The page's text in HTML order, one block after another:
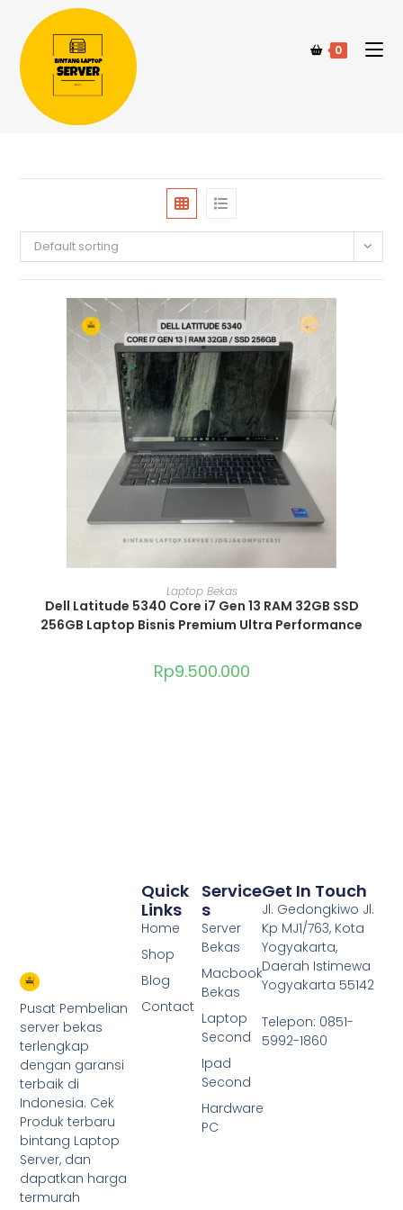
0
Default sorting
ADD TO CART
Laptop Bekas
Dell Latitude 5340 Core i7 Gen 13 RAM 32GB SSD
256GB Laptop Bisnis Premium Ultra Performance
Rp9.500.000
Pusat Pembelian
server bekas
terlengkap
dengan garansi
terbaik di
Indonesia. Cek
Produk terbaru
bintang Laptop
Server, dan
dapatkan harga
termurah
Service
S
Server
Bekas
Macbook
Bekas
Laptop
Second
Ipad
Second
Hardware
PC
Quick
Links
Home
Shop
Blog
Contact
Get In Touch
Jl. Gedongkiwo Jl.
Kp MJ1/763, Kota
Yogyakarta,
Daerah Istimewa
Yogyakarta 55142
Telepon: 0851-
5992-1860